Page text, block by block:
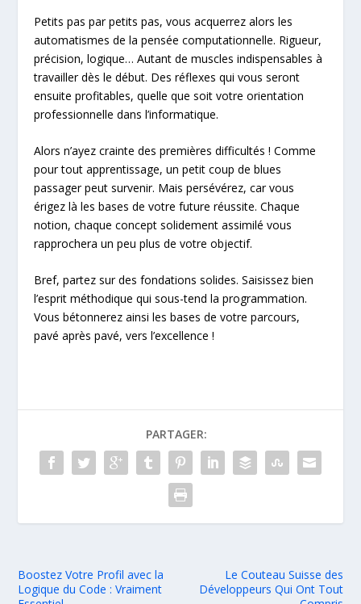
Petits pas par petits pas, vous acquerrez alors les
automatismes de la pensée computationnelle. Rigueur,
précision, logique… Autant de muscles indispensables à
travailler dès le début. Des réflexes qui vous seront
ensuite profitables, quelle que soit votre orientation
professionnelle dans l’informatique.
Alors n’ayez crainte des premières difficultés ! Comme
pour tout apprentissage, un petit coup de blues
passager peut survenir. Mais persévérez, car vous
érigez là les bases de votre future réussite. Chaque
notion, chaque concept solidement assimilé vous
rapprochera un peu plus de votre objectif.
Bref, partez sur des fondations solides. Saisissez bien
l’esprit méthodique qui sous-tend la programmation.
Vous bétonnerez ainsi les bases de votre parcours,
pavé après pavé, vers l’excellence !
PARTAGER:
Boostez Votre Profil avec la
Logique du Code : Vraiment
Le Couteau Suisse des
Développeurs Qui Ont Tout